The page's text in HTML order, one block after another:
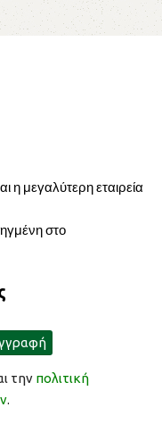
η μεγαλύτερη εταιρεία
στο
την πολιτική
.